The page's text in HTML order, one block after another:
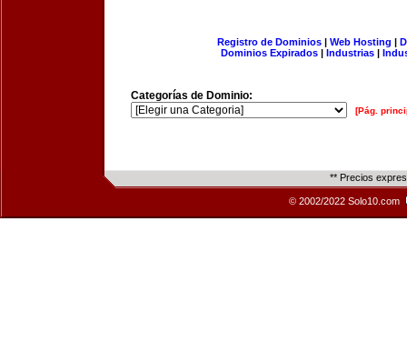
Registro de Dominios| Web Hosting |
Dominios Expirados | Industrias |
Categorías de Dominio:
[Pág.
** Precios
© 2002/2022 Solo10.com